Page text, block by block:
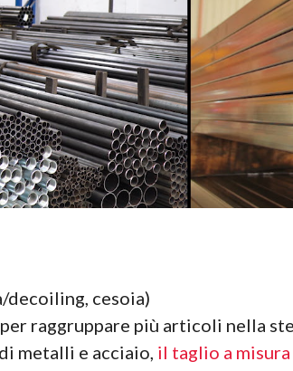
decoiling, cesoia)
raggruppare più articoli nella
metalli e acciaio, il taglio a misura